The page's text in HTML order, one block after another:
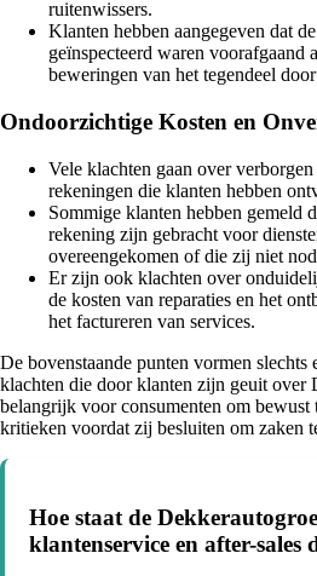
ruitenwissers.
Klanten hebben aangegeven dat
geïnspecteerd waren voorafgaand
beweringen van het tegendeel
Ondoorzichtige Kosten en
Vele klachten gaan over
rekeningen die klanten hebben
Sommige klanten hebben gemeld
rekening zijn gebracht voor
overeengekomen of die zij niet
Er zijn ook klachten over
de kosten van reparaties en het
het factureren van services.
De bovenstaande punten vormen slechts
klachten die door klanten zijn geuit over
belangrijk voor consumenten om bewust
kritieken voordat zij besluiten om zaken
Hoe staat de
klantenservice en after-sales